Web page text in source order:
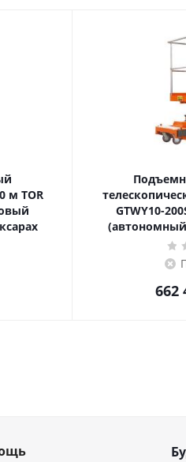
телескопический 200
GTWY10-
662